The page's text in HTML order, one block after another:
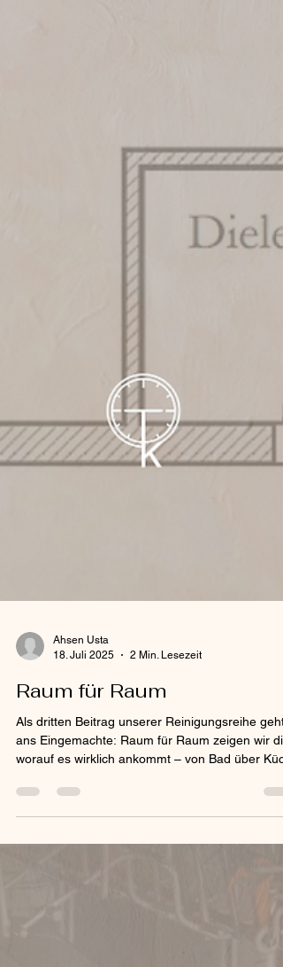
18. Juli 2025
2 Min. Lesezeit
Raum für Raum
Als dritten Beitrag unserer Reinigungsreihe
worauf es wirklich ankommt – von Bad über